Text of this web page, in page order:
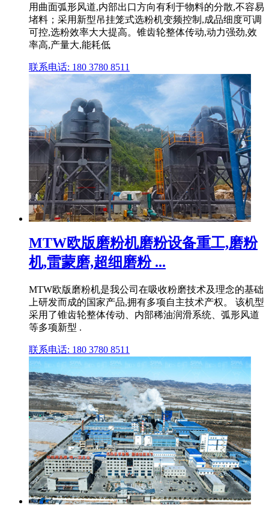
用曲面弧形风道,内部出口方向有利于物料的分散,不容易
堵料；采用新型吊挂笼式选粉机变频控制,成品细度可调
可控,选粉效率大大提高。锥齿轮整体传动,动力强劲,效
率高,产量大,能耗低
联系电话: 180 3780 8511
MTW欧版磨粉机磨粉设备重工,磨粉
机,雷蒙磨,超细磨粉 ...
MTW欧版磨粉机是我公司在吸收粉磨技术及理念的基础
上研发而成的国家产品,拥有多项自主技术产权。 该机型
采用了锥齿轮整体传动、内部稀油润滑系统、弧形风道
等多项新型 .
联系电话: 180 3780 8511